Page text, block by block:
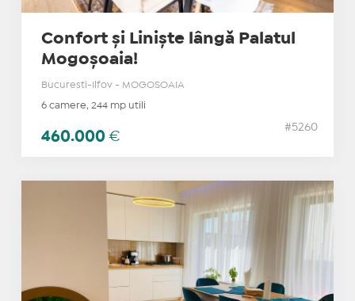
Confort și Liniște lângă Palatul
Mogoșoaia!
Bucuresti-Ilfov - MOGOSOAIA
6 camere, 244 mp utili
460.000 €
#5260